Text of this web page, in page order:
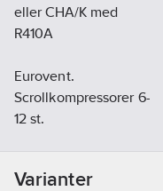
eller CHA/K med
R410A
Eurovent.
Scrollkompressorer 6-
12 st.
Flödesvakt
Varianter